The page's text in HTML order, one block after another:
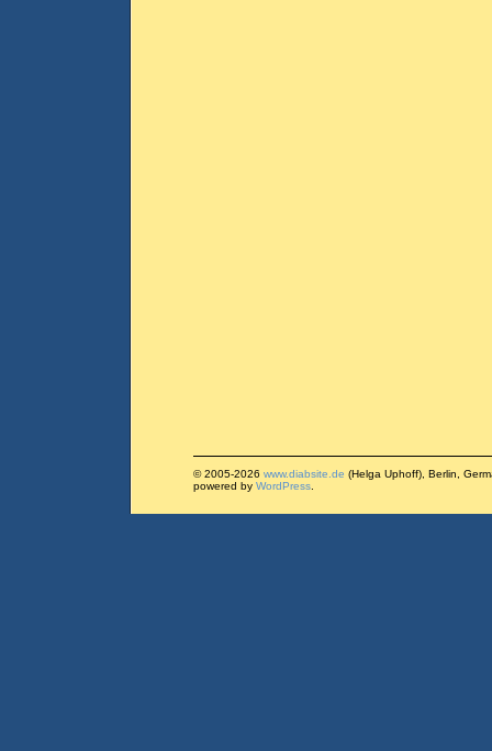
© 2005-2026 www.diabsite.de (Helga Uphoff), Berlin,
powered by WordPress.